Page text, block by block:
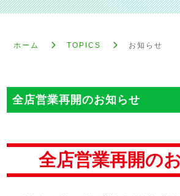
ホーム TOPICS お知らせ
全店営業再開のお知らせ
全店営業再開の